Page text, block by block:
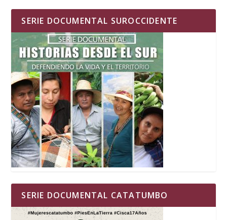
SERIE DOCUMENTAL SUROCCIDENTE
SERIE DOCUMENTAL CATATUMBO